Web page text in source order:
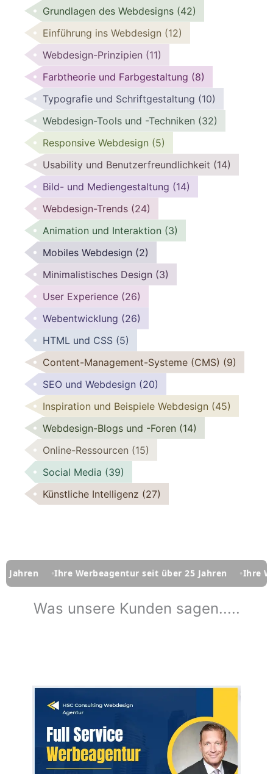
Grundlagen des Webdesigns (42)
Einführung ins Webdesign (12)
Webdesign-Prinzipien (11)
Farbtheorie und Farbgestaltung (8)
Typografie und Schriftgestaltung (10)
Webdesign-Tools und -Techniken (32)
Responsive Webdesign (5)
Usability und Benutzerfreundlichkeit (14)
Bild- und Mediengestaltung (14)
Webdesign-Trends (24)
Animation und Interaktion (3)
Mobiles Webdesign (2)
Minimalistisches Design (3)
User Experience (26)
Webentwicklung (26)
HTML und CSS (5)
Content-Management-Systeme (CMS) (9)
SEO und Webdesign (20)
Inspiration und Beispiele Webdesign (45)
Webdesign-Blogs und -Foren (14)
Online-Ressourcen (15)
Social Media (39)
Künstliche Intelligenz (27)
Werbeagentur seit über 25 Jahren Ihre Werbeagentur
Was unsere Kunden sagen.....